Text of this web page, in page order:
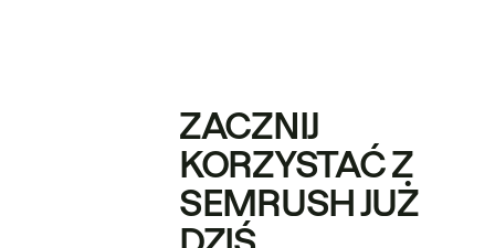
ZACZNIJ
KORZYSTAĆ Z
SEMRUSH JUŻ